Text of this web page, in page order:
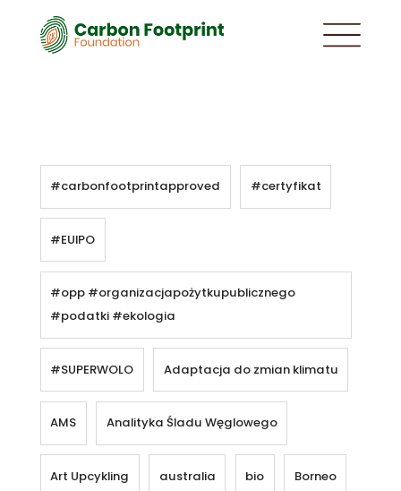
#carbonfootprintapproved #certyfikat
#EUIPO
#opp #organizacjapożytkupublicznego
#podatki #ekologia
#SUPERWOLO Adaptacja do zmian klimatu
AMS Analityka Śladu Węglowego
Art Upcykling australia bio Borneo